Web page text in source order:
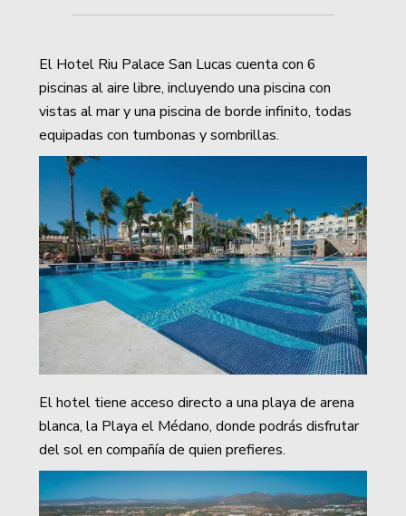
El Hotel Riu Palace San Lucas cuenta con 6
piscinas al aire libre, incluyendo una piscina con
vistas al mar y una piscina de borde infinito, todas
equipadas con tumbonas y sombrillas.
El hotel tiene acceso directo a una playa de arena
blanca, la Playa el Médano, donde podrás disfrutar
del sol en compañía de quien prefieres.